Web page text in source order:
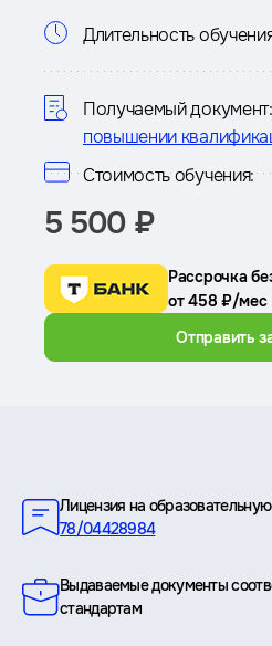
Информация
о
курсе
Длительность
Получаемый документ:
повышении
Стоимость обучения:
5 500 ₽
Рассрочка
от 458 ₽/мес
Отправить
Лицензия на
78/04428984
Выдаваемые документы
стандартам